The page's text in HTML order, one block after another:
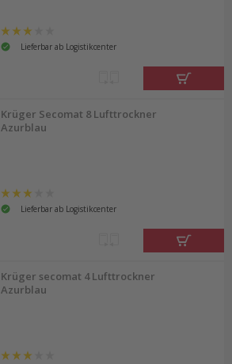
Lieferbar ab Logistikcenter
Krüger Secomat 8 Lufttrockner
Azurblau
Lieferbar ab Logistikcenter
Krüger secomat 4 Lufttrockner
Azurblau